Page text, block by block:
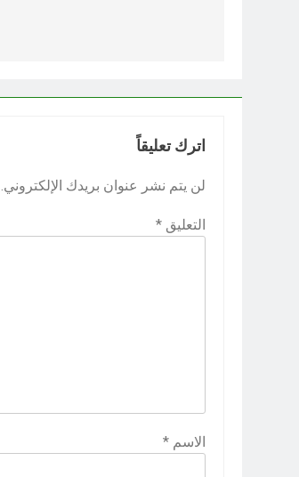
اترك تعليقاً
لن يتم نشر عنوان بريدك الإلكتروني.
التعليق *
الاسم *